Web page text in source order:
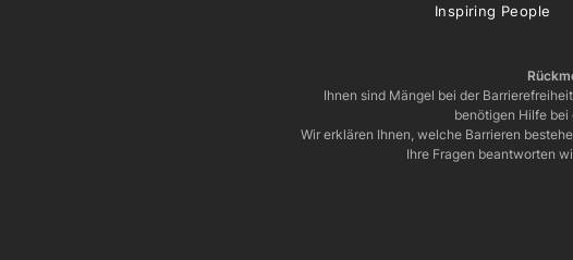
Inspiring People
Ihnen sind Mängel bei der
benötigen Hilfe bei
Wir erklären Ihnen, welche Barrieren
Ihre Fragen beantworten